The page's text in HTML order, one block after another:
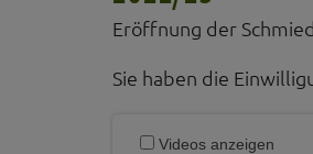
Eröffnung der
Sie haben die
Videos anzeigen